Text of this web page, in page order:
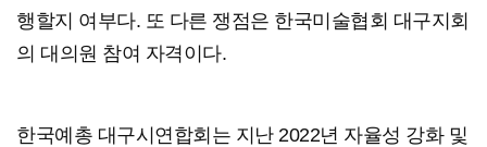
행할지 여부다. 또 다른 쟁점은 한국미술협회 대구지회
의 대의원 참여 자격이다.
한국예총 대구시연합회는 지난 2022년 자율성 강화 및